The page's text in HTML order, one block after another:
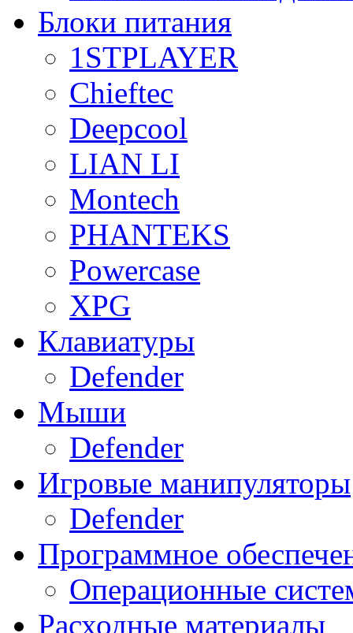
Блоки питания
1STPLAYER
Chieftec
Deepcool
LIAN LI
Montech
PHANTEKS
Powercase
XPG
Клавиатуры
Defender
Мыши
Defender
Игровые манипуляторы
Defender
Программное
Операционные
Расходные материалы